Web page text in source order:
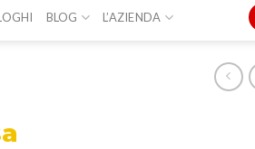
BLOG L’AZIENDA